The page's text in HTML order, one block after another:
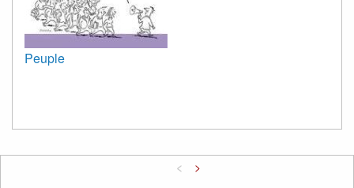
Peuple
< >